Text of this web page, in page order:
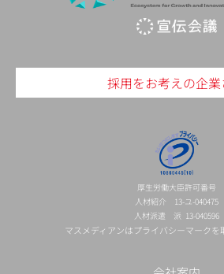
採用をお考えの企業
厚生労働大臣許可番号
人材紹介 13-ユ-040475
人材派遣 派 13-040596
マスメディアンはプライバシーマークを